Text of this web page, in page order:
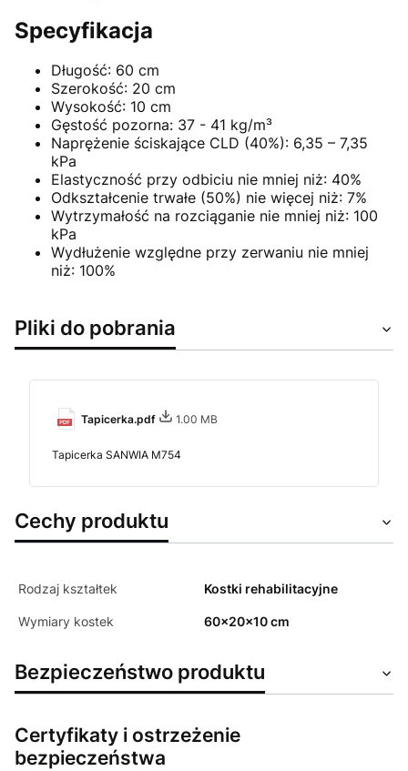
Specyfikacja
Długość: 60 cm
Szerokość: 20 cm
Wysokość: 10 cm
Gęstość pozorna: 37 - 41 kg/m³
Naprężenie ściskające CLD (40%): 6,35 – 7,35
kPa
Elastyczność przy odbiciu nie mniej niż: 40%
Odkształcenie trwałe (50%) nie więcej niż: 7%
Wytrzymałość na rozciąganie nie mniej niż: 100
kPa
Wydłużenie względne przy zerwaniu nie mniej
niż: 100%
Pliki do pobrania
Tapicerka.pdf 1.00 MB
Tapicerka SANWIA M754
Cechy produktu
Rodzaj kształtek Kostki rehabilitacyjne
Wymiary kostek 60x20x10 cm
Bezpieczeństwo produktu
Certyfikaty i ostrzeżenie
bezpieczeństwa